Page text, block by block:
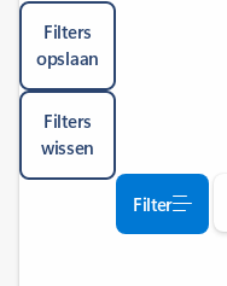
Filters
opslaan
Filters
wissen
Filter